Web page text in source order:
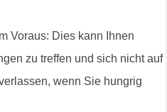
Voraus: Dies kann Ihnen
zu treffen und sich nicht auf
wenn Sie hungrig